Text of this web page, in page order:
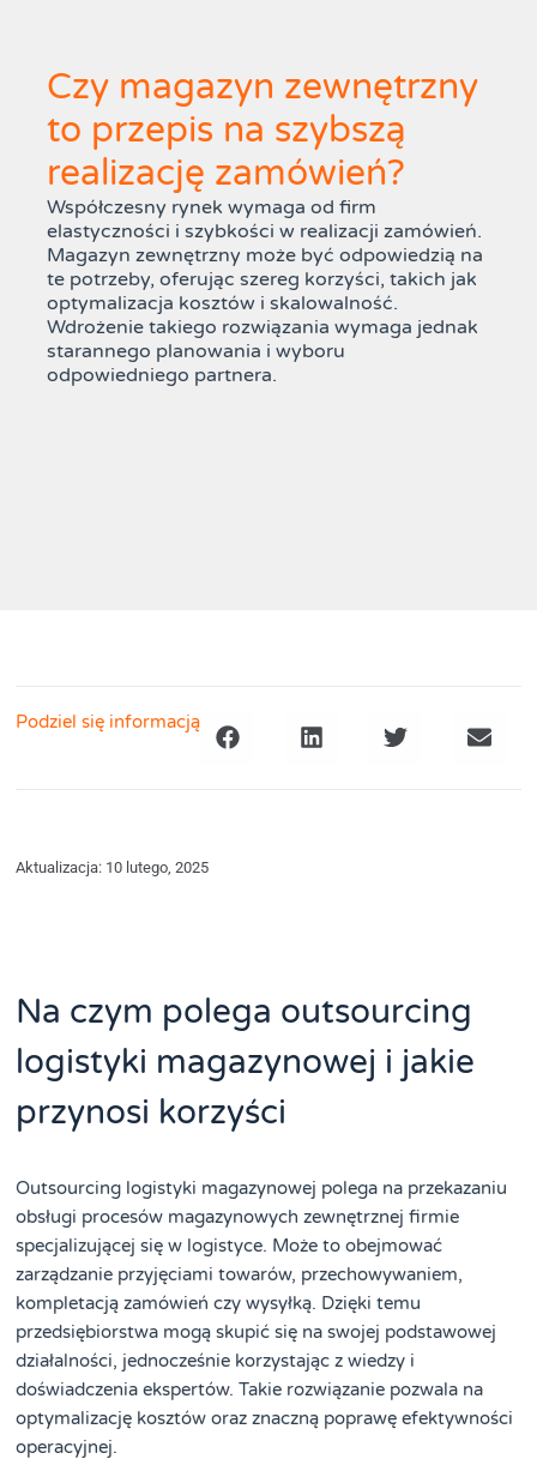
Czy magazyn zewnętrzny
to przepis na szybszą
realizację zamówień?
Współczesny rynek wymaga od firm
elastyczności i szybkości w realizacji zamówień.
Magazyn zewnętrzny może być odpowiedzią na
te potrzeby, oferując szereg korzyści, takich jak
optymalizacja kosztów i skalowalność.
Wdrożenie takiego rozwiązania wymaga jednak
starannego planowania i wyboru
odpowiedniego partnera.
Podziel się informacją
Aktualizacja: 10 lutego, 2025
Na czym polega outsourcing
logistyki magazynowej i jakie
przynosi korzyści
Outsourcing logistyki magazynowej polega na przekazaniu
obsługi procesów magazynowych zewnętrznej firmie
specjalizującej się w logistyce. Może to obejmować
zarządzanie przyjęciami towarów, przechowywaniem,
kompletacją zamówień czy wysyłką. Dzięki temu
przedsiębiorstwa mogą skupić się na swojej podstawowej
działalności, jednocześnie korzystając z wiedzy i
doświadczenia ekspertów. Takie rozwiązanie pozwala na
optymalizację kosztów oraz znaczną poprawę efektywności
operacyjnej.